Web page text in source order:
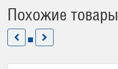
Похожие товары